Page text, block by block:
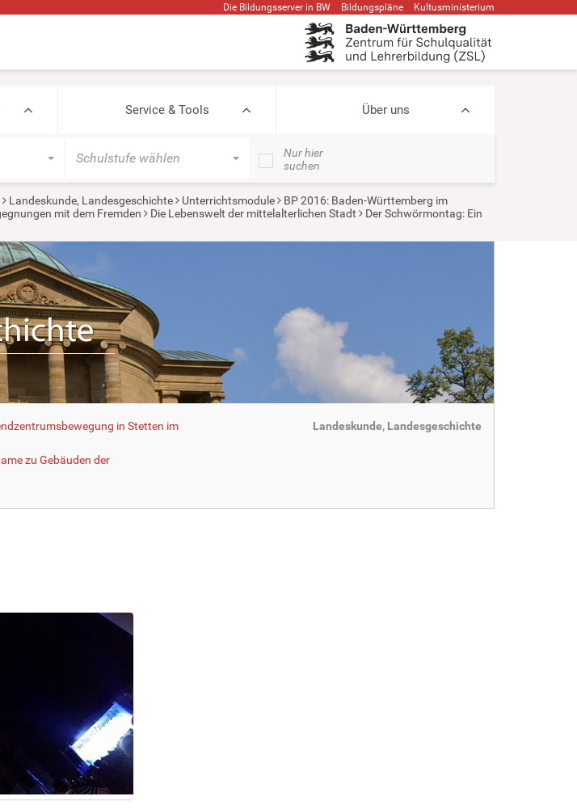
Die Bildungsserver in BW Bildungspläne Kultusministerium
Service & Tools Über uns
Schulstufe wählen
Nur hier
suchen
Landeskunde, Landesgeschichte Unterrichtsmodule
BP 2016: Baden-Württemberg im
mit dem Fremden Die Lebenswelt der mittelalterlichen Stadt
Der Schwörmontag: Ein
in Stetten im
zu Gebäuden der
Landeskunde, Landesgeschichte